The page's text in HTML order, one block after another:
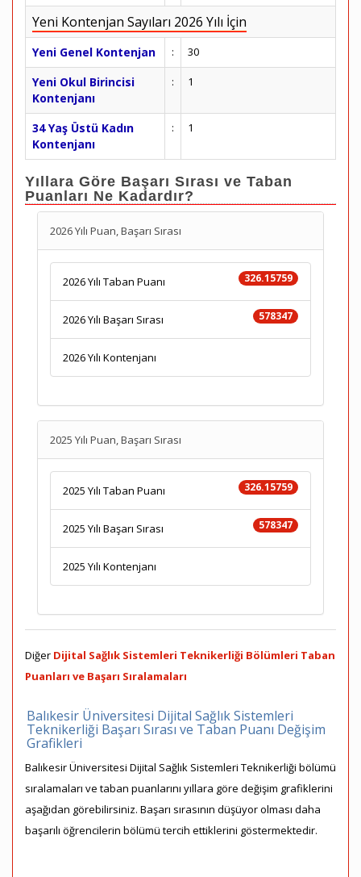
Yeni Kontenjan Sayıları 2026 Yılı İçin
Yeni Genel Kontenjan : 30
Yeni Okul Birincisi
Kontenjanı
: 1
34 Yaş Üstü Kadın
Kontenjanı
: 1
Yıllara Göre Başarı Sırası ve Taban
Puanları Ne Kadardır?
2026 Yılı Puan, Başarı Sırası
326.15759
2026 Yılı Taban Puanı
578347
2026 Yılı Başarı Sırası
2026 Yılı Kontenjanı
2025 Yılı Puan, Başarı Sırası
326.15759
2025 Yılı Taban Puanı
578347
2025 Yılı Başarı Sırası
2025 Yılı Kontenjanı
Diğer Dijital Sağlık Sistemleri Teknikerliği Bölümleri Taban
Puanları ve Başarı Sıralamaları
Balıkesir Üniversitesi Dijital Sağlık Sistemleri
Teknikerliği Başarı Sırası ve Taban Puanı Değişim
Grafikleri
Balıkesir Üniversitesi Dijital Sağlık Sistemleri Teknikerliği bölümü
sıralamaları ve taban puanlarını yıllara göre değişim grafiklerini
aşağıdan görebilirsiniz. Başarı sırasının düşüyor olması daha
başarılı öğrencilerin bölümü tercih ettiklerini göstermektedir.